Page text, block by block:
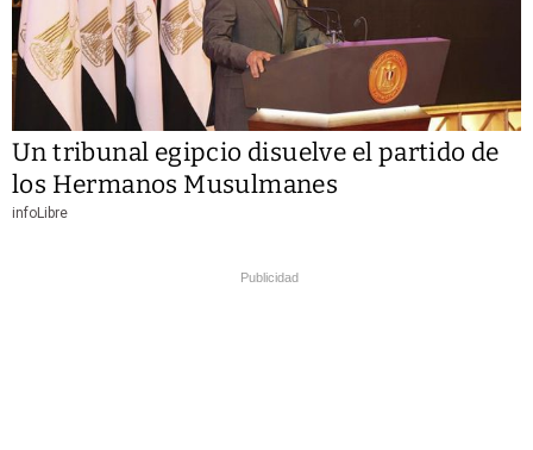
Un tribunal egipcio disuelve el partido de
los Hermanos Musulmanes
infoLibre
Publicidad